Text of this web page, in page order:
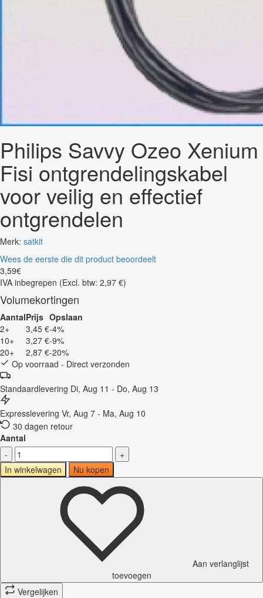
Philips Savvy Ozeo Xenium
Fisi ontgrendelingskabel
voor veilig en effectief
ontgrendelen
Merk: satkit
Wees de eerste die dit product beoordeelt
3,59€
IVA inbegrepen (Excl. btw: 2,97 €)
Volumekortingen
AantalPrijs Opslaan
2+
3,45 €-4%
10+
3,27 €-9%
20+
2,87 €-20%
Op voorraad - Direct verzonden
Standaardlevering Di, Aug 11 - Do, Aug 13
Expresslevering Vr, Aug 7 - Ma, Aug 10
30 dagen retour
Aantal
-
+
In winkelwagen
Nu kopen
Aan verlanglijst
toevoegen
Vergelijken